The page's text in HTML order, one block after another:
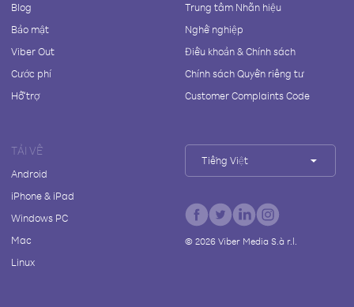
Blog
Bảo mật
Viber Out
Cước phí
Hỗ trợ
Trung tâm Nhãn hiệu
Nghề nghiệp
Điều khoản & Chính sách
Chính sách Quyền riêng tư
Customer Complaints Code
TẢI VỀ
Android
iPhone & iPad
Windows PC
Mac
Linux
Tiếng Việt
© 2026Viber Media S.à r.l.